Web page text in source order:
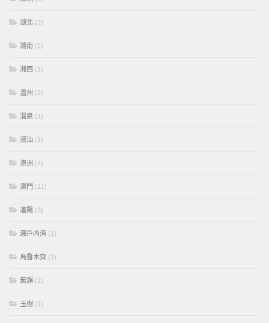
湖北 (2)
湖南 (2)
湘西 (1)
溫州 (2)
溫泉 (1)
潮汕 (1)
澳洲 (4)
澳門 (11)
瀋陽 (3)
瀨戶內海 (1)
烏魯木齊 (1)
無錫 (1)
玉樹 (1)